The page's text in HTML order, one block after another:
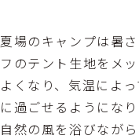
夏場のキャンプは暑
フのテント生地をメ
よくなり、気温によ
に過ごせるようにな
自然の風を浴びなが